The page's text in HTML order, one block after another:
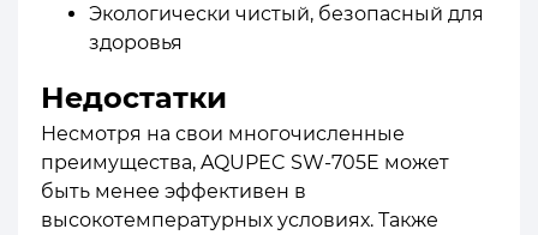
Экологически чистый, безопасный для
здоровья
Недостатки
Несмотря на свои многочисленные
преимущества, AQUPEC SW-705E может
быть менее эффективен в
высокотемпературных условиях. Также